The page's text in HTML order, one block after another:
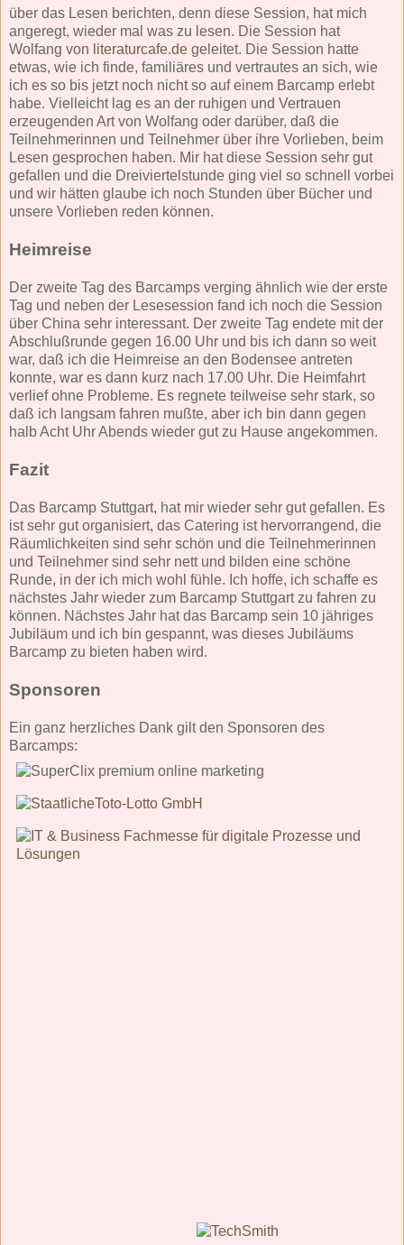
über das Lesen berichten, denn diese Session, hat mich
angeregt, wieder mal was zu lesen. Die Session hat
Wolfang von literaturcafe.de geleitet. Die Session hatte
etwas, wie ich finde, familiäres und vertrautes an sich, wie
ich es so bis jetzt noch nicht so auf einem Barcamp erlebt
habe. Vielleicht lag es an der ruhigen und Vertrauen
erzeugenden Art von Wolfang oder darüber, daß die
Teilnehmerinnen und Teilnehmer über ihre Vorlieben, beim
Lesen gesprochen haben. Mir hat diese Session sehr gut
gefallen und die Dreiviertelstunde ging viel so schnell vorbei
und wir hätten glaube ich noch Stunden über Bücher und
unsere Vorlieben reden können.
Heimreise
Der zweite Tag des Barcamps verging ähnlich wie der erste
Tag und neben der Lesesession fand ich noch die Session
über China sehr interessant. Der zweite Tag endete mit der
Abschlußrunde gegen 16.00 Uhr und bis ich dann so weit
war, daß ich die Heimreise an den Bodensee antreten
konnte, war es dann kurz nach 17.00 Uhr. Die Heimfahrt
verlief ohne Probleme. Es regnete teilweise sehr stark, so
daß ich langsam fahren mußte, aber ich bin dann gegen
halb Acht Uhr Abends wieder gut zu Hause angekommen.
Fazit
Das Barcamp Stuttgart, hat mir wieder sehr gut gefallen. Es
ist sehr gut organisiert, das Catering ist hervorrangend, die
Räumlichkeiten sind sehr schön und die Teilnehmerinnen
und Teilnehmer sind sehr nett und bilden eine schöne
Runde, in der ich mich wohl fühle. Ich hoffe, ich schaffe es
nächstes Jahr wieder zum Barcamp Stuttgart zu fahren zu
können. Nächstes Jahr hat das Barcamp sein 10 jähriges
Jubiläum und ich bin gespannt, was dieses Jubiläums
Barcamp zu bieten haben wird.
Sponsoren
Ein ganz herzliches Dank gilt den Sponsoren des
Barcamps: